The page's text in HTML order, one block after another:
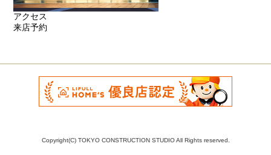
アクセス
来店予約
Copyright(C) TOKYO CONSTRUCTION STUDIO All Rights reserved.